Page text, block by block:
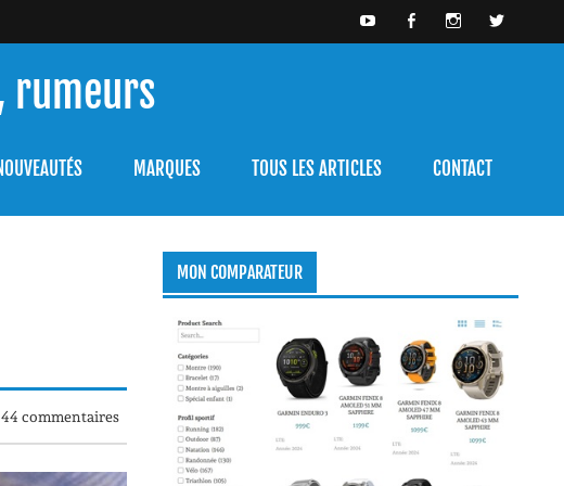
rumeurs
MARQUES TOUS LES ARTICLES CONTACT
44 commentaires
MON COMPARATEUR